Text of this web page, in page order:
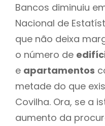
Bancos diminuiu
Nacional de
que não deixa
o número de
e apartamentos
metade do que
Covilha. Ora, se a
aumento da